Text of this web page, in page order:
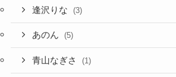
逢沢りな (3)
あのん (5)
青山なぎさ (1)